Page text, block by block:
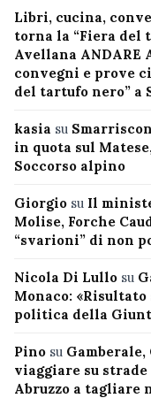
Libri, cucina,
torna la “Fiera del
Avellana ANDARE
convegni e prove
del tartufo nero” a
kasia su
in quota sul
Soccorso alpino
Giorgio su Il
Molise, Forche
“svarioni” di non
Nicola Di Lullo su
Monaco:
politica della
Pino su
viaggiare su
Abruzzo a tagliare